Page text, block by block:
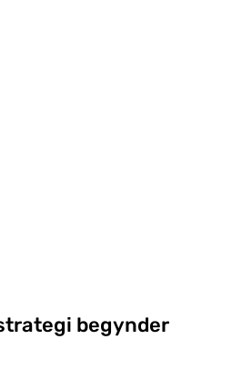
begynder